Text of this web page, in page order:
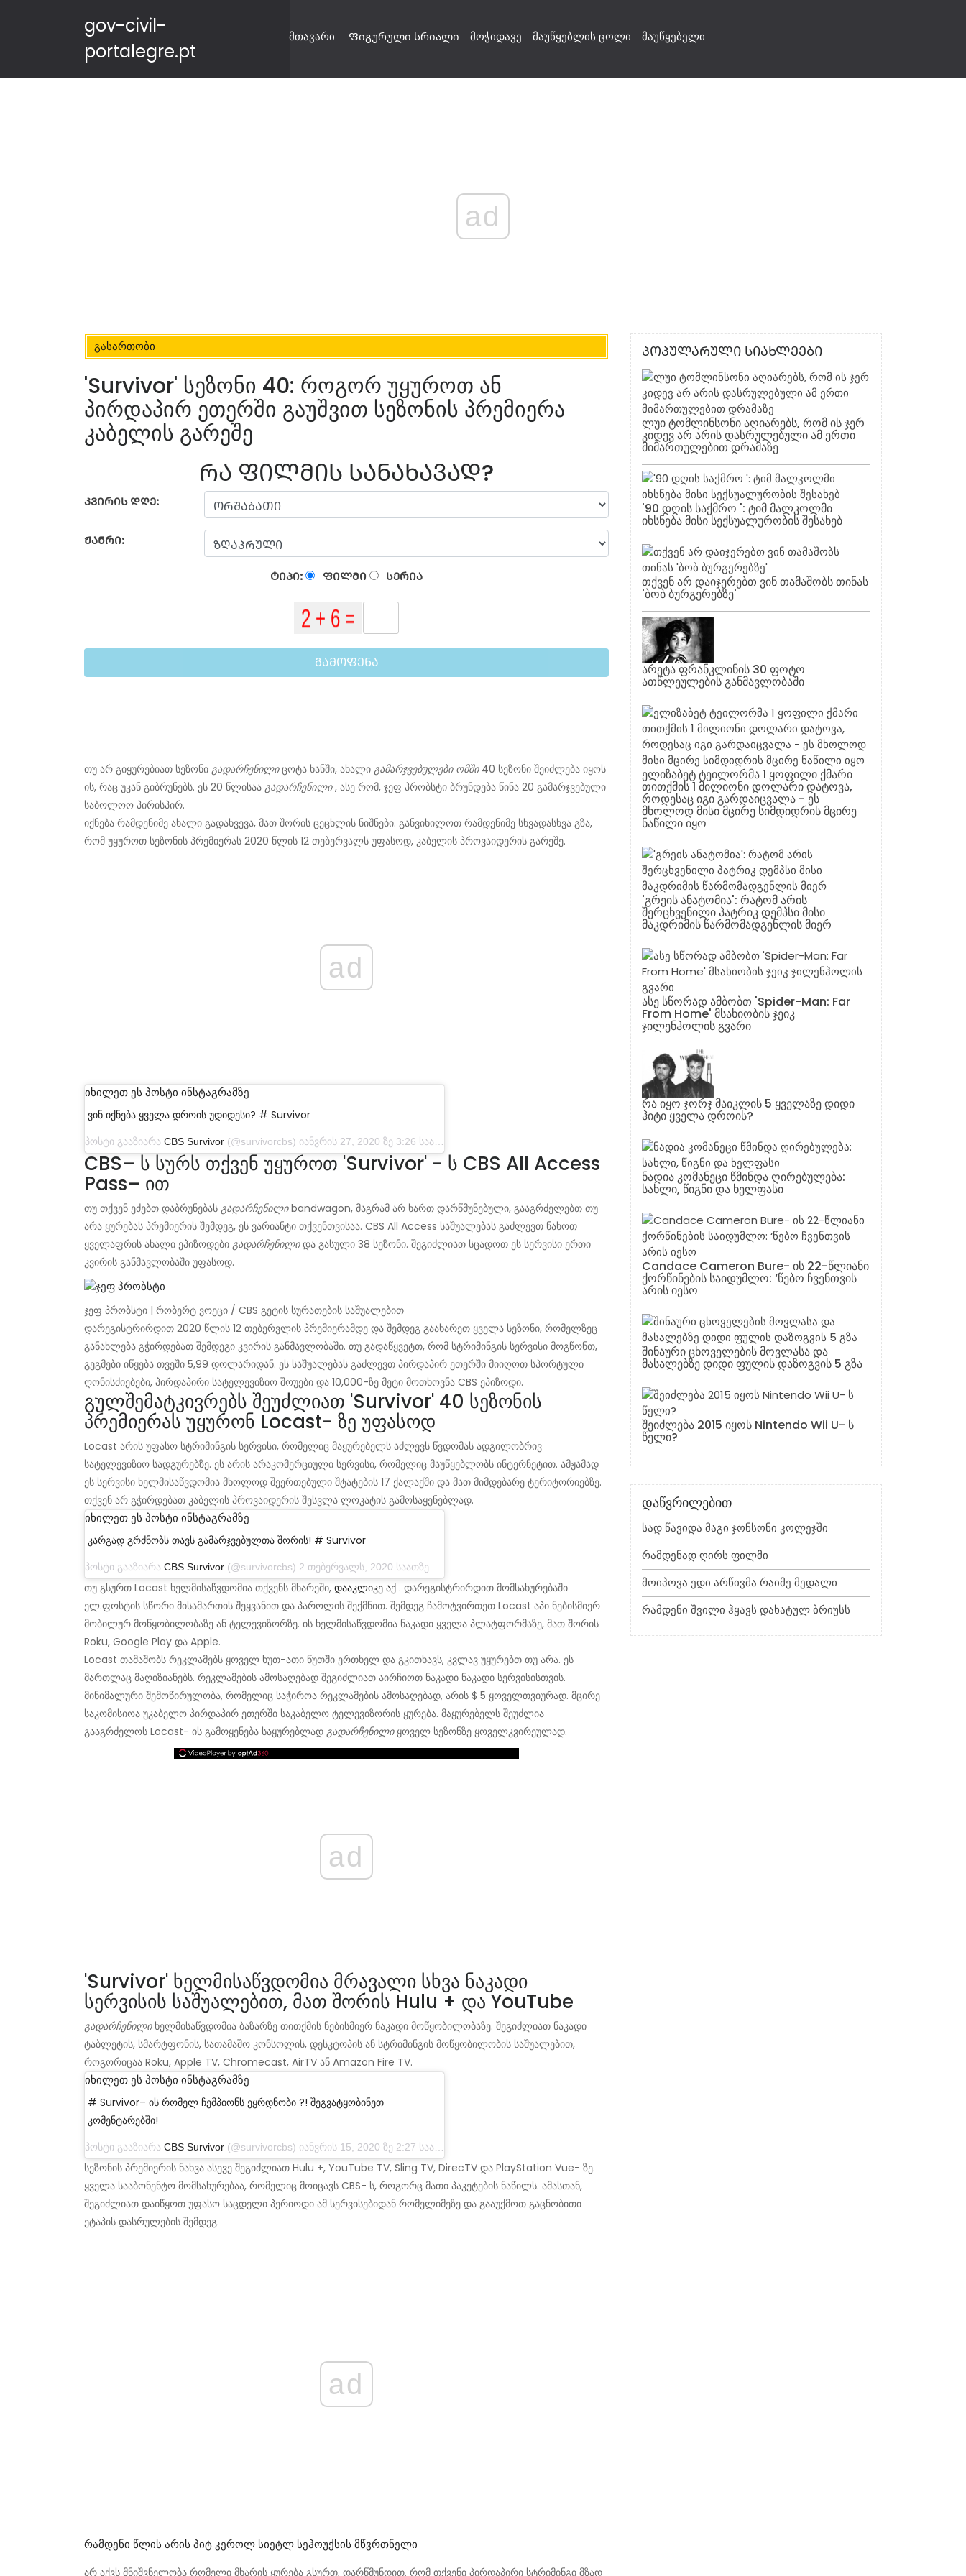
gov-civil-
portalegre.pt
მთავარი Ფიგურული სრიალი მოჭიდავე მაუწყებლის ცოლი მაუწყებელი
ad
გასართობი
'Survivor' სეზონი 40: როგორ უყუროთ ან
პირდაპირ ეთერში გაუშვით სეზონის პრემიერა
კაბელის გარეშე
ᲠᲐ ᲤᲘᲚᲛᲘᲡ ᲡᲐᲜᲐᲮᲐᲕᲐᲓ?
ᲙᲕᲘᲠᲘᲡ ᲓᲦᲔ:
ᲟᲐᲜᲠᲘ:
ᲢᲘᲞᲘ: ᲤᲘᲚᲛᲘ ᲡᲔᲠᲘᲐ
ᲒᲐᲛᲝᲤᲔᲜᲐ
თუ არ გიყურებიათ სეზონი გადარჩენილიცოტა ხანში, ახალი გამარჯვებულები ომში40 სეზონი შეიძლება იყოს
ის, რაც უკან გიბრუნებს. ეს 20 წლისაა გადარჩენილი, ასე რომ, ჯეფ პრობსტი ბრუნდება წინა 20 გამარჯვებული
საბოლოო პირისპირ.
იქნება რამდენიმე ახალი გადახვევა, მათ შორის ცეცხლის ნიშნები. განვიხილოთ რამდენიმე სხვადასხვა გზა,
რომ უყუროთ სეზონის პრემიერას 2020 წლის 12 თებერვალს უფასოდ, კაბელის პროვაიდერის გარეშე.
ad
იხილეთ ეს პოსტი ინსტაგრამზე
ვინ იქნება ყველა დროის უდიდესი? # Survivor
პოსტი გააზიარა CBS Survivor (@survivorcbs) იანვრის 27, 2020 ზე 3:26 საათზე PST
CBS– ს სურს თქვენ უყუროთ 'Survivor' - ს CBS All Access
Pass– ით
თუ თქვენ ეძებთ დაბრუნებას გადარჩენილიbandwagon, მაგრამ არ ხართ დარწმუნებული, გააგრძელებთ თუ
არა ყურებას პრემიერის შემდეგ, ეს ვარიანტი თქვენთვისაა. CBS All Access საშუალებას გაძლევთ ნახოთ
ყველაფრის ახალი ეპიზოდები გადარჩენილიდა გასული 38 სეზონი. შეგიძლიათ სცადოთ ეს სერვისი ერთი
კვირის განმავლობაში უფასოდ.
ჯეფ პრობსტი | რობერტ ვოეცი / CBS გეტის სურათების საშუალებით
დარეგისტრირდით 2020 წლის 12 თებერვლის პრემიერამდე და შემდეგ გაახარეთ ყველა სეზონი, რომელზეც
განახლება გჭირდებათ შემდეგი კვირის განმავლობაში. თუ გადაწყვეტთ, რომ სტრიმინგის სერვისი მოგწონთ,
გეგმები იწყება თვეში 5,99 დოლარიდან. ეს საშუალებას გაძლევთ პირდაპირ ეთერში მიიღოთ სპორტული
ღონისძიებები, პირდაპირი სატელევიზიო შოუები და 10,000-ზე მეტი მოთხოვნა CBS ეპიზოდი.
გულშემატკივრებს შეუძლიათ 'Survivor' 40 სეზონის
პრემიერას უყურონ Locast- ზე უფასოდ
Locast არის უფასო სტრიმინგის სერვისი, რომელიც მაყურებელს აძლევს წვდომას ადგილობრივ
სატელევიზიო სადგურებზე. ეს არის არაკომერციული სერვისი, რომელიც მაუწყებლობს ინტერნეტით. ამჟამად
ეს სერვისი ხელმისაწვდომია მხოლოდ შეერთებული შტატების 17 ქალაქში და მათ მიმდებარე ტერიტორიებზე.
თქვენ არ გჭირდებათ კაბელის პროვაიდერის შესვლა ლოკატის გამოსაყენებლად.
იხილეთ ეს პოსტი ინსტაგრამზე
კარგად გრძნობს თავს გამარჯვებულთა შორის! # Survivor
პოსტი გააზიარა CBS Survivor (@survivorcbs) 2 თებერვალს, 2020 საათზე 9:17 საათზე PST
თუ გსურთ Locast ხელმისაწვდომია თქვენს მხარეში, დააკლიკე აქ . დარეგისტრირდით მომსახურებაში
ელ.ფოსტის სწორი მისამართის შეყვანით და პაროლის შექმნით. შემდეგ ჩამოტვირთეთ Locast აპი ნებისმიერ
მობილურ მოწყობილობაზე ან ტელევიზორზე. ის ხელმისაწვდომია ნაკადი ყველა პლატფორმაზე, მათ შორის
Roku, Google Play და Apple.
Locast თამაშობს რეკლამებს ყოველ ხუთ-ათი წუთში ერთხელ და გკითხავს, ​​კვლავ უყურებთ თუ არა. ეს
მართლაც მაღიზიანებს. რეკლამების ამოსაღებად შეგიძლიათ აირჩიოთ ნაკადი ნაკადი სერვისისთვის.
მინიმალური შემოწირულობა, რომელიც საჭიროა რეკლამების ამოსაღებად, არის $ 5 ყოველთვიურად. მცირე
საკომისიოა უკაბელო პირდაპირ ეთერში საკაბელო ტელევიზორის ყურება. მაყურებელს შეუძლია
გააგრძელოს Locast- ის გამოყენება საყურებლად გადარჩენილიყოველ სეზონზე ყოველკვირეულად.
ad
'Survivor' ხელმისაწვდომია მრავალი სხვა ნაკადი
სერვისის საშუალებით, მათ შორის Hulu + და YouTube
გადარჩენილიხელმისაწვდომია ბაზარზე თითქმის ნებისმიერ ნაკადი მოწყობილობაზე. შეგიძლიათ ნაკადი
ტაბლეტის, სმარტფონის, სათამაშო კონსოლის, დესკტოპის ან სტრიმინგის მოწყობილობის საშუალებით,
როგორიცაა Roku, Apple TV, Chromecast, AirTV ან Amazon Fire TV.
იხილეთ ეს პოსტი ინსტაგრამზე
# Survivor– ის რომელ ჩემპიონს ეყრდნობი ?! შეგვატყობინეთ
კომენტარებში!
პოსტი გააზიარა CBS Survivor (@survivorcbs) იანვრის 15, 2020 ზე 2:27 საათზე PST
სეზონის პრემიერის ნახვა ასევე შეგიძლიათ Hulu +, YouTube TV, Sling TV, DirecTV და PlayStation Vue- ზე.
ყველა სააბონენტო მომსახურებაა, რომელიც მოიცავს CBS- ს, როგორც მათი პაკეტების ნაწილს. ამასთან,
შეგიძლიათ დაიწყოთ უფასო საცდელი პერიოდი ამ სერვისებიდან რომელიმეზე და გააუქმოთ გაცნობითი
ეტაპის დასრულების შემდეგ.
ad
Რამდენი Წლის Არის Პიტ Კეროლ Სიეტლ Სეჰოუქსის Მწვრთნელი
არ აქვს მნიშვნელობა რომელი მხარის ყურება გსურთ, დარწმუნდით, რომ თქვენი პირდაპირი სტრიმინგი მზად
ᲞᲝᲞᲣᲚᲐᲠᲣᲚᲘ ᲡᲘᲐᲮᲚᲔᲔᲑᲘ
ლუი ტომლინსონი აღიარებს, რომ ის ჯერ
კიდევ არ არის დასრულებული ამ ერთი
მიმართულებით დრამაზე
'90 დღის საქმრო ': ტიმ მალკოლმი
იხსნება მისი სექსუალურობის შესახებ
თქვენ არ დაიჯერებთ ვინ თამაშობს თინას
'ბობ ბურგერებზე'
არეტა ფრანკლინის 30 ფოტო
ათწლეულების განმავლობაში
ელიზაბეტ ტეილორმა 1 ყოფილი ქმარი
თითქმის 1 მილიონი დოლარი დატოვა,
როდესაც იგი გარდაიცვალა - ეს
მხოლოდ მისი მცირე სიმდიდრის მცირე
ნაწილი იყო
'გრეის ანატომია': რატომ არის
შერცხვენილი პატრიკ დემპსი მისი
მაკდრიმის წარმომადგენლის მიერ
ასე სწორად ამბობთ 'Spider-Man: Far
From Home' მსახიობის ჯეიკ
ჯილენჰოლის გვარი
რა იყო ჯორჯ მაიკლის 5 ყველაზე დიდი
ჰიტი ყველა დროის?
ნადია კომანეცი წმინდა ღირებულება:
სახლი, წიგნი და ხელფასი
Candace Cameron Bure- ის 22-წლიანი
ქორწინების საიდუმლო: ‘წებო ჩვენთვის
არის იესო
შინაური ცხოველების მოვლასა და
მასალებზე დიდი ფულის დაზოგვის 5 გზა
შეიძლება 2015 იყოს Nintendo Wii U- ს
წელი?
დაწვრილებით
Სად Წავიდა Მაგი Ჯონსონი Კოლეჯში
Რამდენად Ღირს Ფილმი
Მოიპოვა Ედი Არწივმა Რაიმე Მედალი
Რამდენი Შვილი Ჰყავს Დახატულ Ბრიუსს